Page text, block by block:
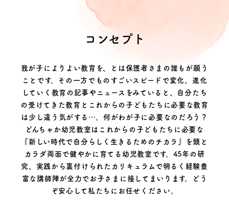
コンセプト
我が子によりよい教育を、とは保護者さまの誰もが願う
ことです。その一方でものすごいスピードで変化、進化
していく教育の記事やニュースをみていると、自分たち
の受けてきた教育とこれからの子どもたちに必要な教育
は少し違う気がする…。何がわが子に必要なのだろう？
どんちゃか幼児教室はこれからの子どもたちに必要な
『新しい時代で自分らしく生きるためのチカラ』を頭と
カラダ両面で健やかに育てる幼児教室です。45年の研
究、実践から裏付けられたカリキュラムで明るく経験豊
富な講師陣が全力でお子さまに接してまいります。どう
ぞ安心して私たちにお任せください。